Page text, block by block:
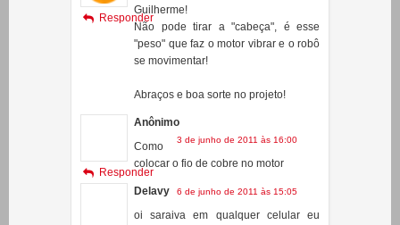
Ciência Tube
17 de maio de 2011 às 14:52
Oi
Guilherme!
Não pode tirar a "cabeça", é esse
se movimentar!
Abraços e boa sorte no projeto!
Responder
Anônimo
Como
Responder